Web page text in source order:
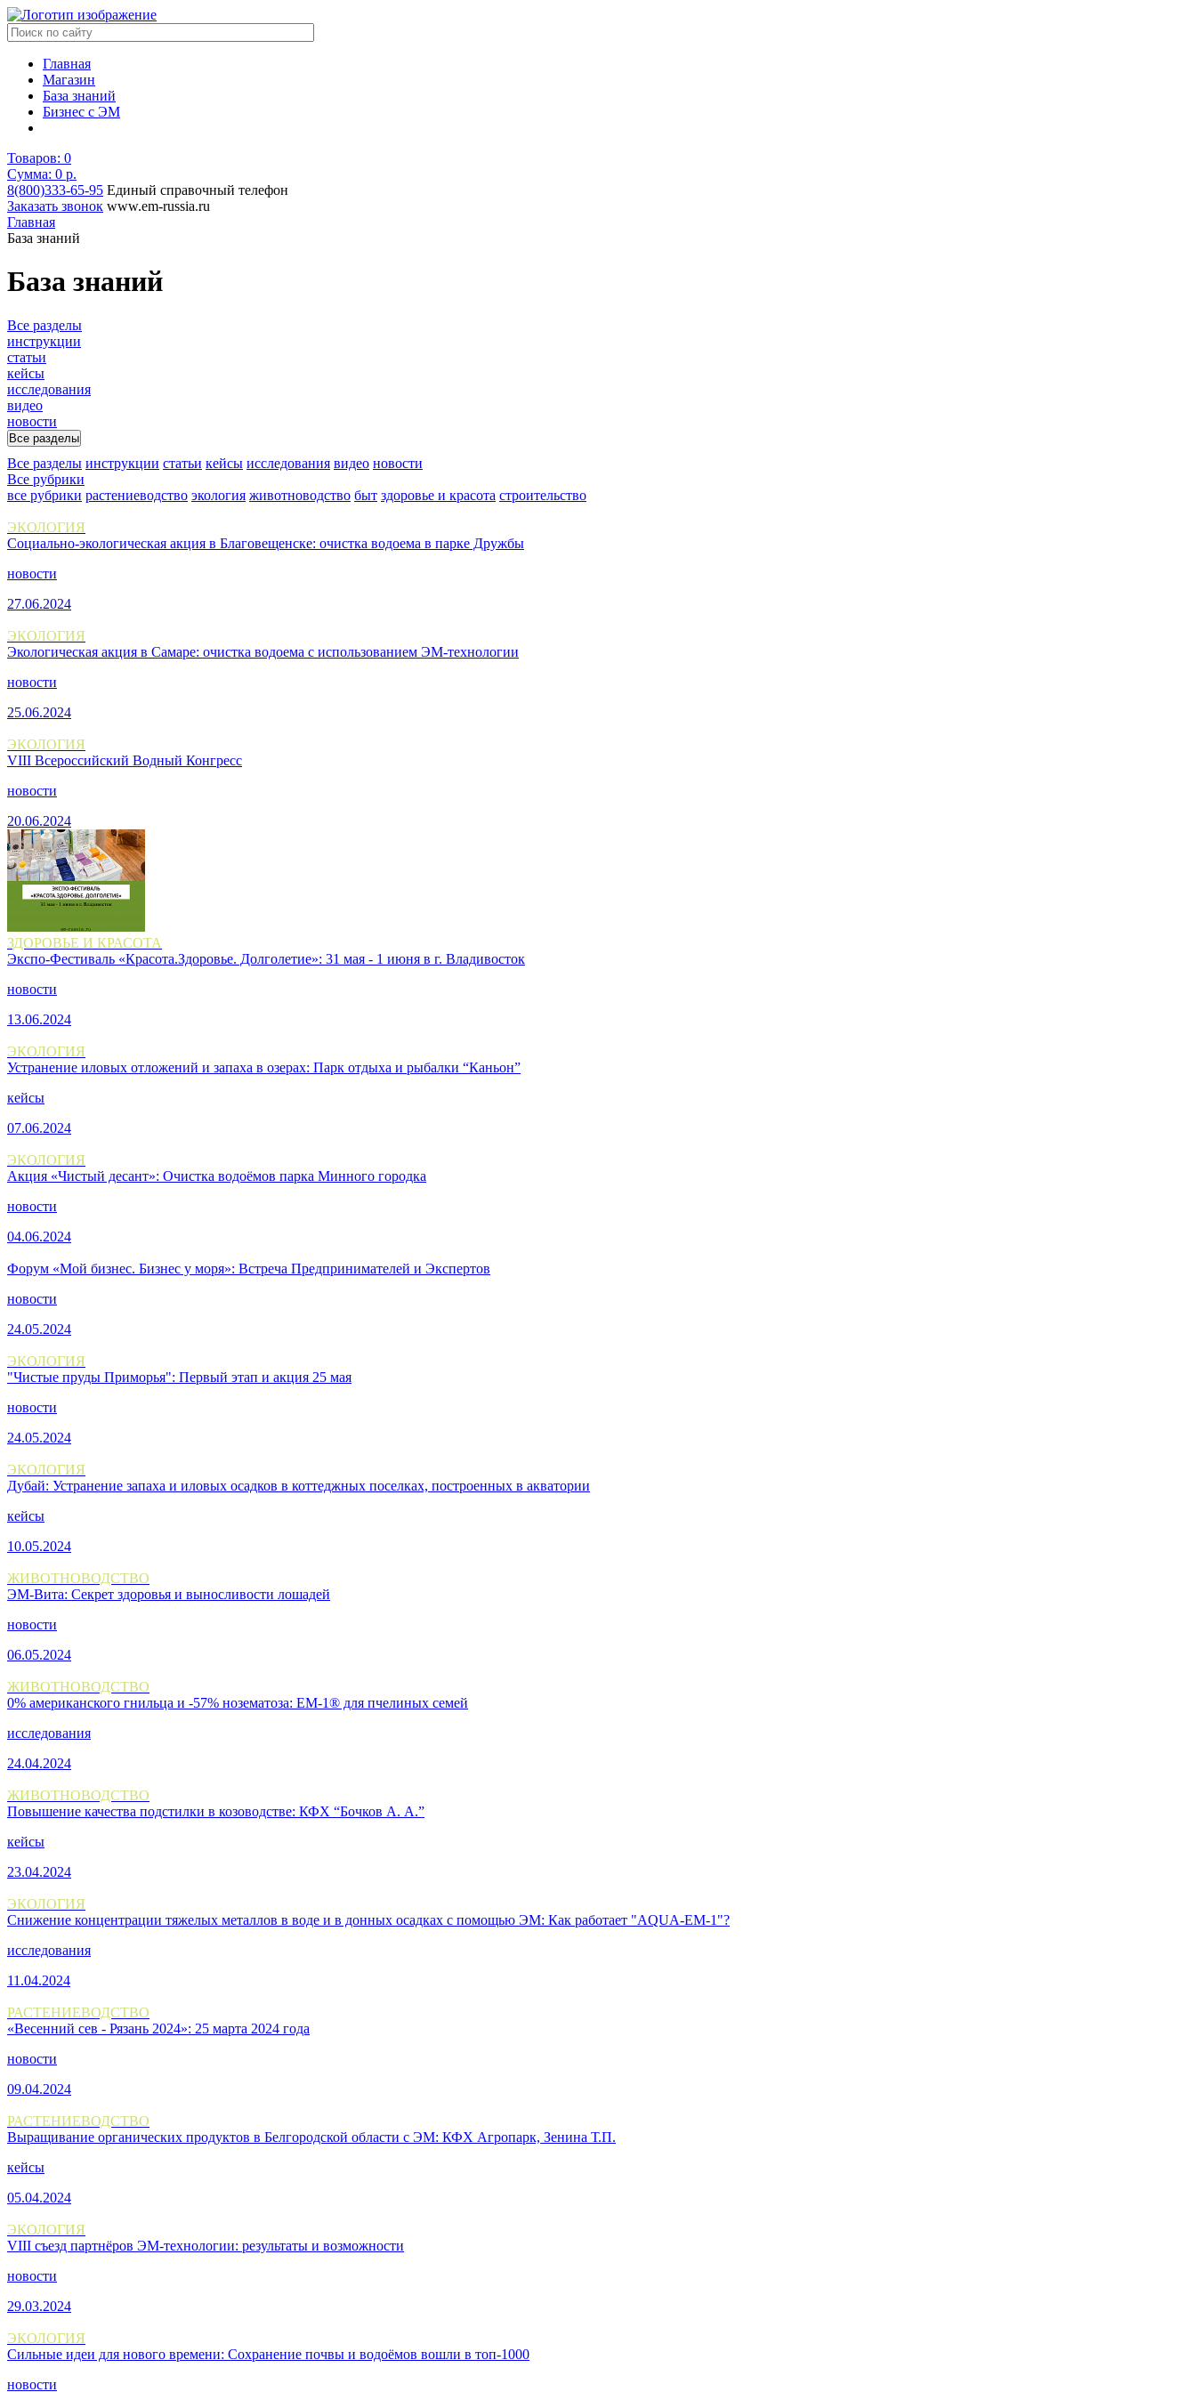
Главная
Магазин
База знаний
Бизнес с ЭМ
Товаров: 0
Сумма: 0 р.
8(800)333-65-95 Единый справочный телефон
Заказать звонок www.em-russia.ru
Главная
База знаний
База знаний
Все разделы
инструкции
статьи
кейсы
исследования
видео
новости
Все разделы
Все разделы инструкции статьи кейсы исследования видео новости
Все рубрики
все рубрики растениеводство экология животноводство быт здоровье и красота строительство
ЭКОЛОГИЯ
Социально-экологическая акция в Благовещенске: очистка водоема в парке Дружбы
новости
27.06.2024
ЭКОЛОГИЯ
Экологическая акция в Самаре: очистка водоема с использованием ЭМ-технологии
новости
25.06.2024
ЭКОЛОГИЯ
VIII Всероссийский Водный Конгресс
новости
20.06.2024
ЗДОРОВЬЕ И КРАСОТА
Экспо-Фестиваль «Красота.Здоровье. Долголетие»: 31 мая - 1 июня в г. Владивосток
новости
13.06.2024
ЭКОЛОГИЯ
Устранение иловых отложений и запаха в озерах: Парк отдыха и рыбалки “Каньон”
кейсы
07.06.2024
ЭКОЛОГИЯ
Акция «Чистый десант»: Очистка водоёмов парка Минного городка
новости
04.06.2024
Форум «Мой бизнес. Бизнес у моря»: Встреча Предпринимателей и Экспертов
новости
24.05.2024
ЭКОЛОГИЯ
"Чистые пруды Приморья": Первый этап и акция 25 мая
новости
24.05.2024
ЭКОЛОГИЯ
Дубай: Устранение запаха и иловых осадков в коттеджных поселках, построенных в акватории
кейсы
10.05.2024
ЖИВОТНОВОДСТВО
ЭМ-Вита: Секрет здоровья и выносливости лошадей
новости
06.05.2024
ЖИВОТНОВОДСТВО
0% американского гнильца и -57% нозематоза: EM-1® для пчелиных семей
исследования
24.04.2024
ЖИВОТНОВОДСТВО
Повышение качества подстилки в козоводстве: КФХ “Бочков А. А.”
кейсы
23.04.2024
ЭКОЛОГИЯ
Снижение концентрации тяжелых металлов в воде и в донных осадках с помощью ЭМ: Как работает "AQUA-EM-1"?
исследования
11.04.2024
РАСТЕНИЕВОДСТВО
«Весенний сев - Рязань 2024»: 25 марта 2024 года
новости
09.04.2024
РАСТЕНИЕВОДСТВО
Выращивание органических продуктов в Белгородской области с ЭМ: КФХ Агропарк, Зенина Т.П.
кейсы
05.04.2024
ЭКОЛОГИЯ
VIII съезд партнёров ЭМ-технологии: результаты и возможности
новости
29.03.2024
ЭКОЛОГИЯ
Сильные идеи для нового времени: Сохранение почвы и водоёмов вошли в топ-1000
новости